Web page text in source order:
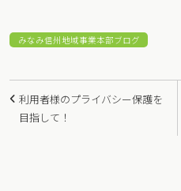
みなみ信州地域事業本部ブログ
投
稿
利用者様のプライバシー保護を
目指して！